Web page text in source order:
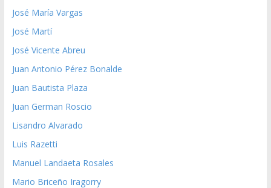
José María Vargas
José Martí
José Vicente Abreu
Juan Antonio Pérez Bonalde
Juan Bautista Plaza
Juan German Roscio
Lisandro Alvarado
Luis Razetti
Manuel Landaeta Rosales
Mario Briceño Iragorry